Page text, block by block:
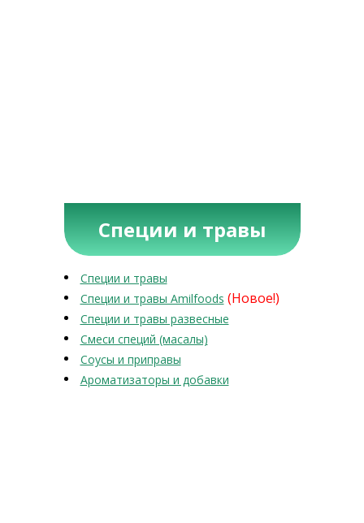
Специи и травы
Специи и травы
Специи и травы Amilfoods (Новое!)
Специи и травы развесные
Смеси специй (масалы)
Соусы и приправы
Ароматизаторы и добавки